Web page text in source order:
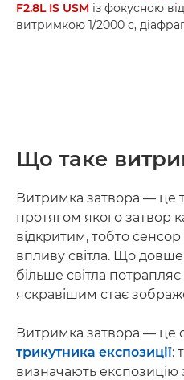
F2.8L IS USM із фокусною
витримкою 1/2000 с,
Що таке
Витримка затвора — це
протягом якого затвор
відкритим, тобто
впливу світла. Що довше
більше світла
яскравішим стає
Витримка затвора — це
трикутника експозиції:
визначають